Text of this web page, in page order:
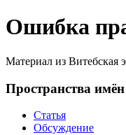
Ошибка
Материал из Витебская
Пространства имён
Статья
Обсуждение